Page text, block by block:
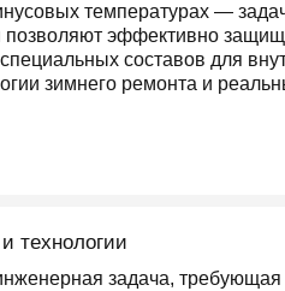
температурах —
эффективно
составов для
зимнего ремонта и
технологии
задача,